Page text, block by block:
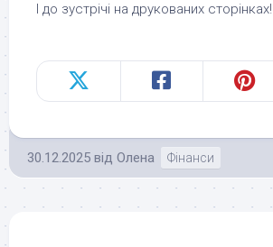
І до зустрічі на друкованих сторінках!
30.12.2025 від Олена Фінанси